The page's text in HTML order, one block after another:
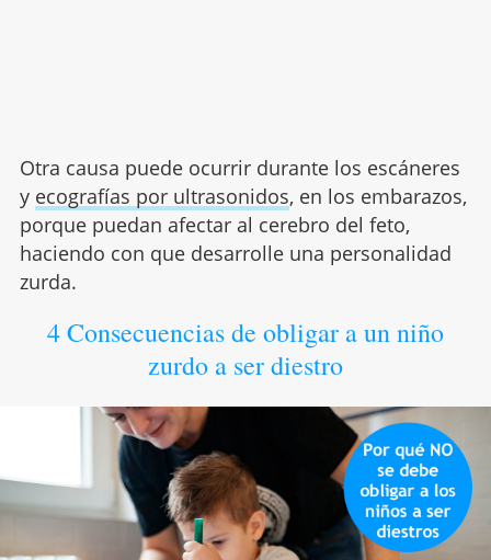
Otra causa puede ocurrir durante los escáneres
y ecografías por ultrasonidos, en los embarazos,
porque puedan afectar al cerebro del feto,
haciendo con que desarrolle una personalidad
zurda.
4 Consecuencias de obligar a un niño
zurdo a ser diestro